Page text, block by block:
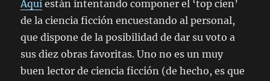
Aquí están intentando componer el ‘top cien’
de la ciencia ficción encuestando al personal,
que dispone de la posibilidad de dar su voto a
sus diez obras favoritas. Uno no es un muy
buen lector de ciencia ficción (de hecho, es que